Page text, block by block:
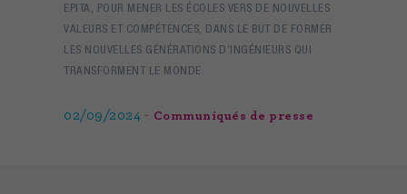
EPITA, POUR MENER LES ÉCOLES VERS DE NOUVELLES
VALEURS ET COMPÉTENCES, DANS LE BUT DE FORMER
LES NOUVELLES GÉNÉRATIONS D’INGÉNIEURS QUI
TRANSFORMENT LE MONDE.
02/09/2024 Communiqués de presse